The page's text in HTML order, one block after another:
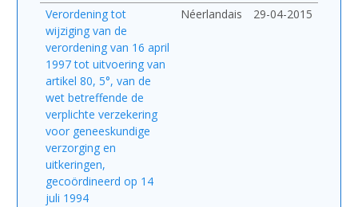
Verordening tot
wijziging van de
verordening van 16 april
1997 tot uitvoering van
artikel 80, 5°, van de
wet betreffende de
verplichte verzekering
voor geneeskundige
verzorging en
uitkeringen,
gecoördineerd op 14
juli 1994
Néerlandais 29-04-2015